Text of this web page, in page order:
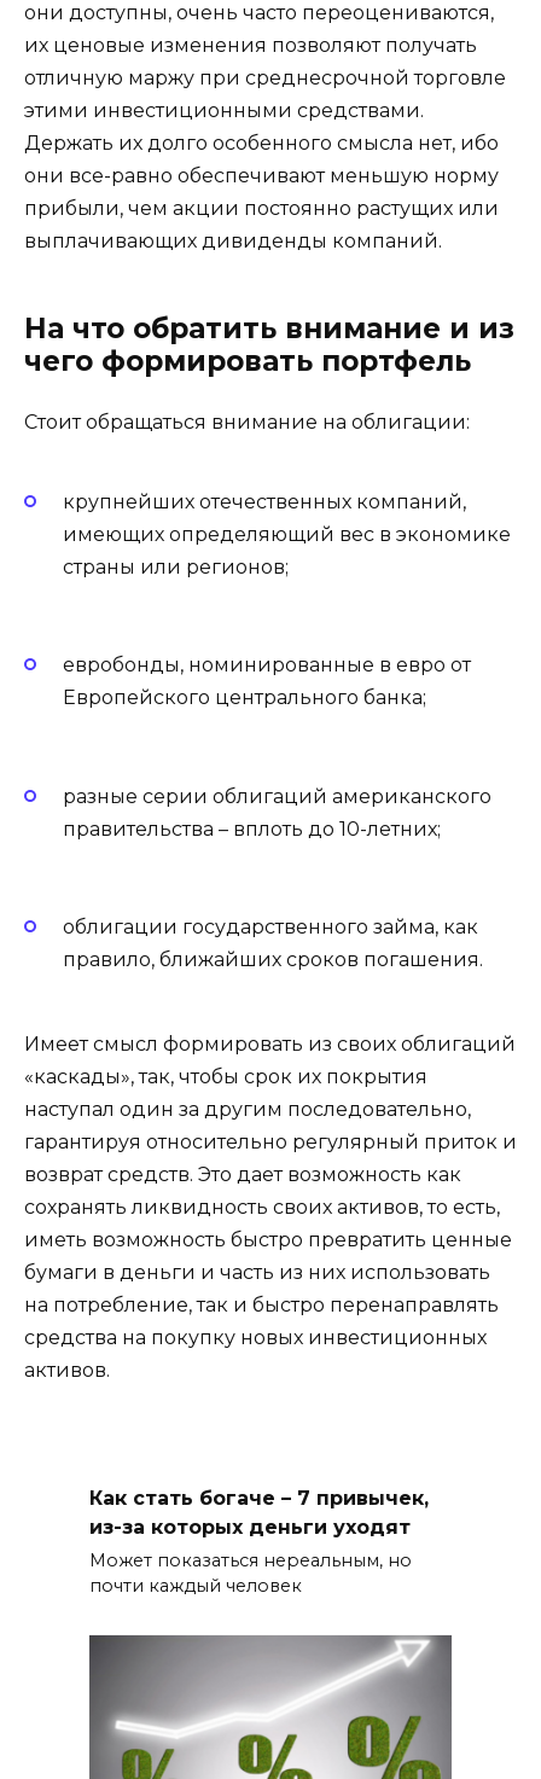
они доступны, очень часто переоцениваются,
их ценовые изменения позволяют получать
отличную маржу при среднесрочной торговле
этими инвестиционными средствами.
Держать их долго особенного смысла нет, ибо
они все-равно обеспечивают меньшую норму
прибыли, чем акции постоянно растущих или
выплачивающих дивиденды компаний.
На что обратить внимание и из
чего формировать портфель
Стоит обращаться внимание на облигации:
крупнейших отечественных компаний,
имеющих определяющий вес в экономике
страны или регионов;
евробонды, номинированные в евро от
Европейского центрального банка;
разные серии облигаций американского
правительства – вплоть до 10-летних;
облигации государственного займа, как
правило, ближайших сроков погашения.
Имеет смысл формировать из своих облигаций
«каскады», так, чтобы срок их покрытия
наступал один за другим последовательно,
гарантируя относительно регулярный приток и
возврат средств. Это дает возможность как
сохранять ликвидность своих активов, то есть,
иметь возможность быстро превратить ценные
бумаги в деньги и часть из них использовать
на потребление, так и быстро перенаправлять
средства на покупку новых инвестиционных
активов.
Как стать богаче – 7 привычек,
из-за которых деньги уходят
Может показаться нереальным, но
почти каждый человек